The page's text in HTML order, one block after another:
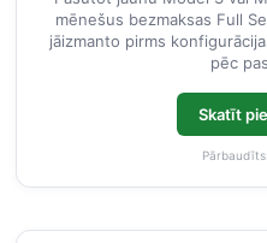
mēnešus bezmaksas Full
jāizmanto pirms
pēc
Skatīt